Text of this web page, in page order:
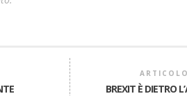
BREXIT È DIETRO